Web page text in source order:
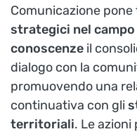
Comunicazione
strategici nel
conoscenze il
dialogo con la
promuovendo una
continuativa con gli
territoriali. Le